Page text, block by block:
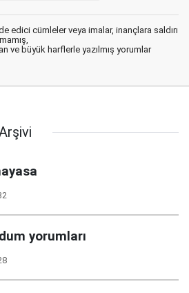
edici cümleler veya imalar, inançlara saldırı
ve büyük harflerle yazılmış yorumlar
yorumları